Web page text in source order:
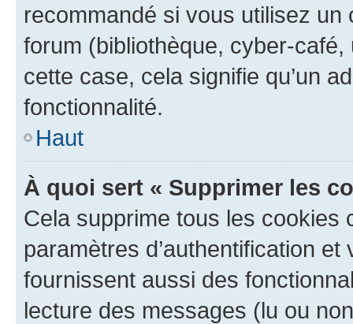
recommandé si vous utilisez
forum (bibliothèque, cyber-
cette case, cela signifie qu’un
fonctionnalité.
Haut
À quoi sert « Supprimer les
Cela supprime tous les cookies
paramètres d’authentification
fournissent aussi des
lecture des messages (lu ou